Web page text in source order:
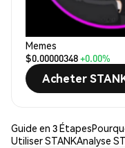
Memes
$0.00000348+0.00%
Acheter
Guide en 3 Étapes
Utiliser STANKAnalyse